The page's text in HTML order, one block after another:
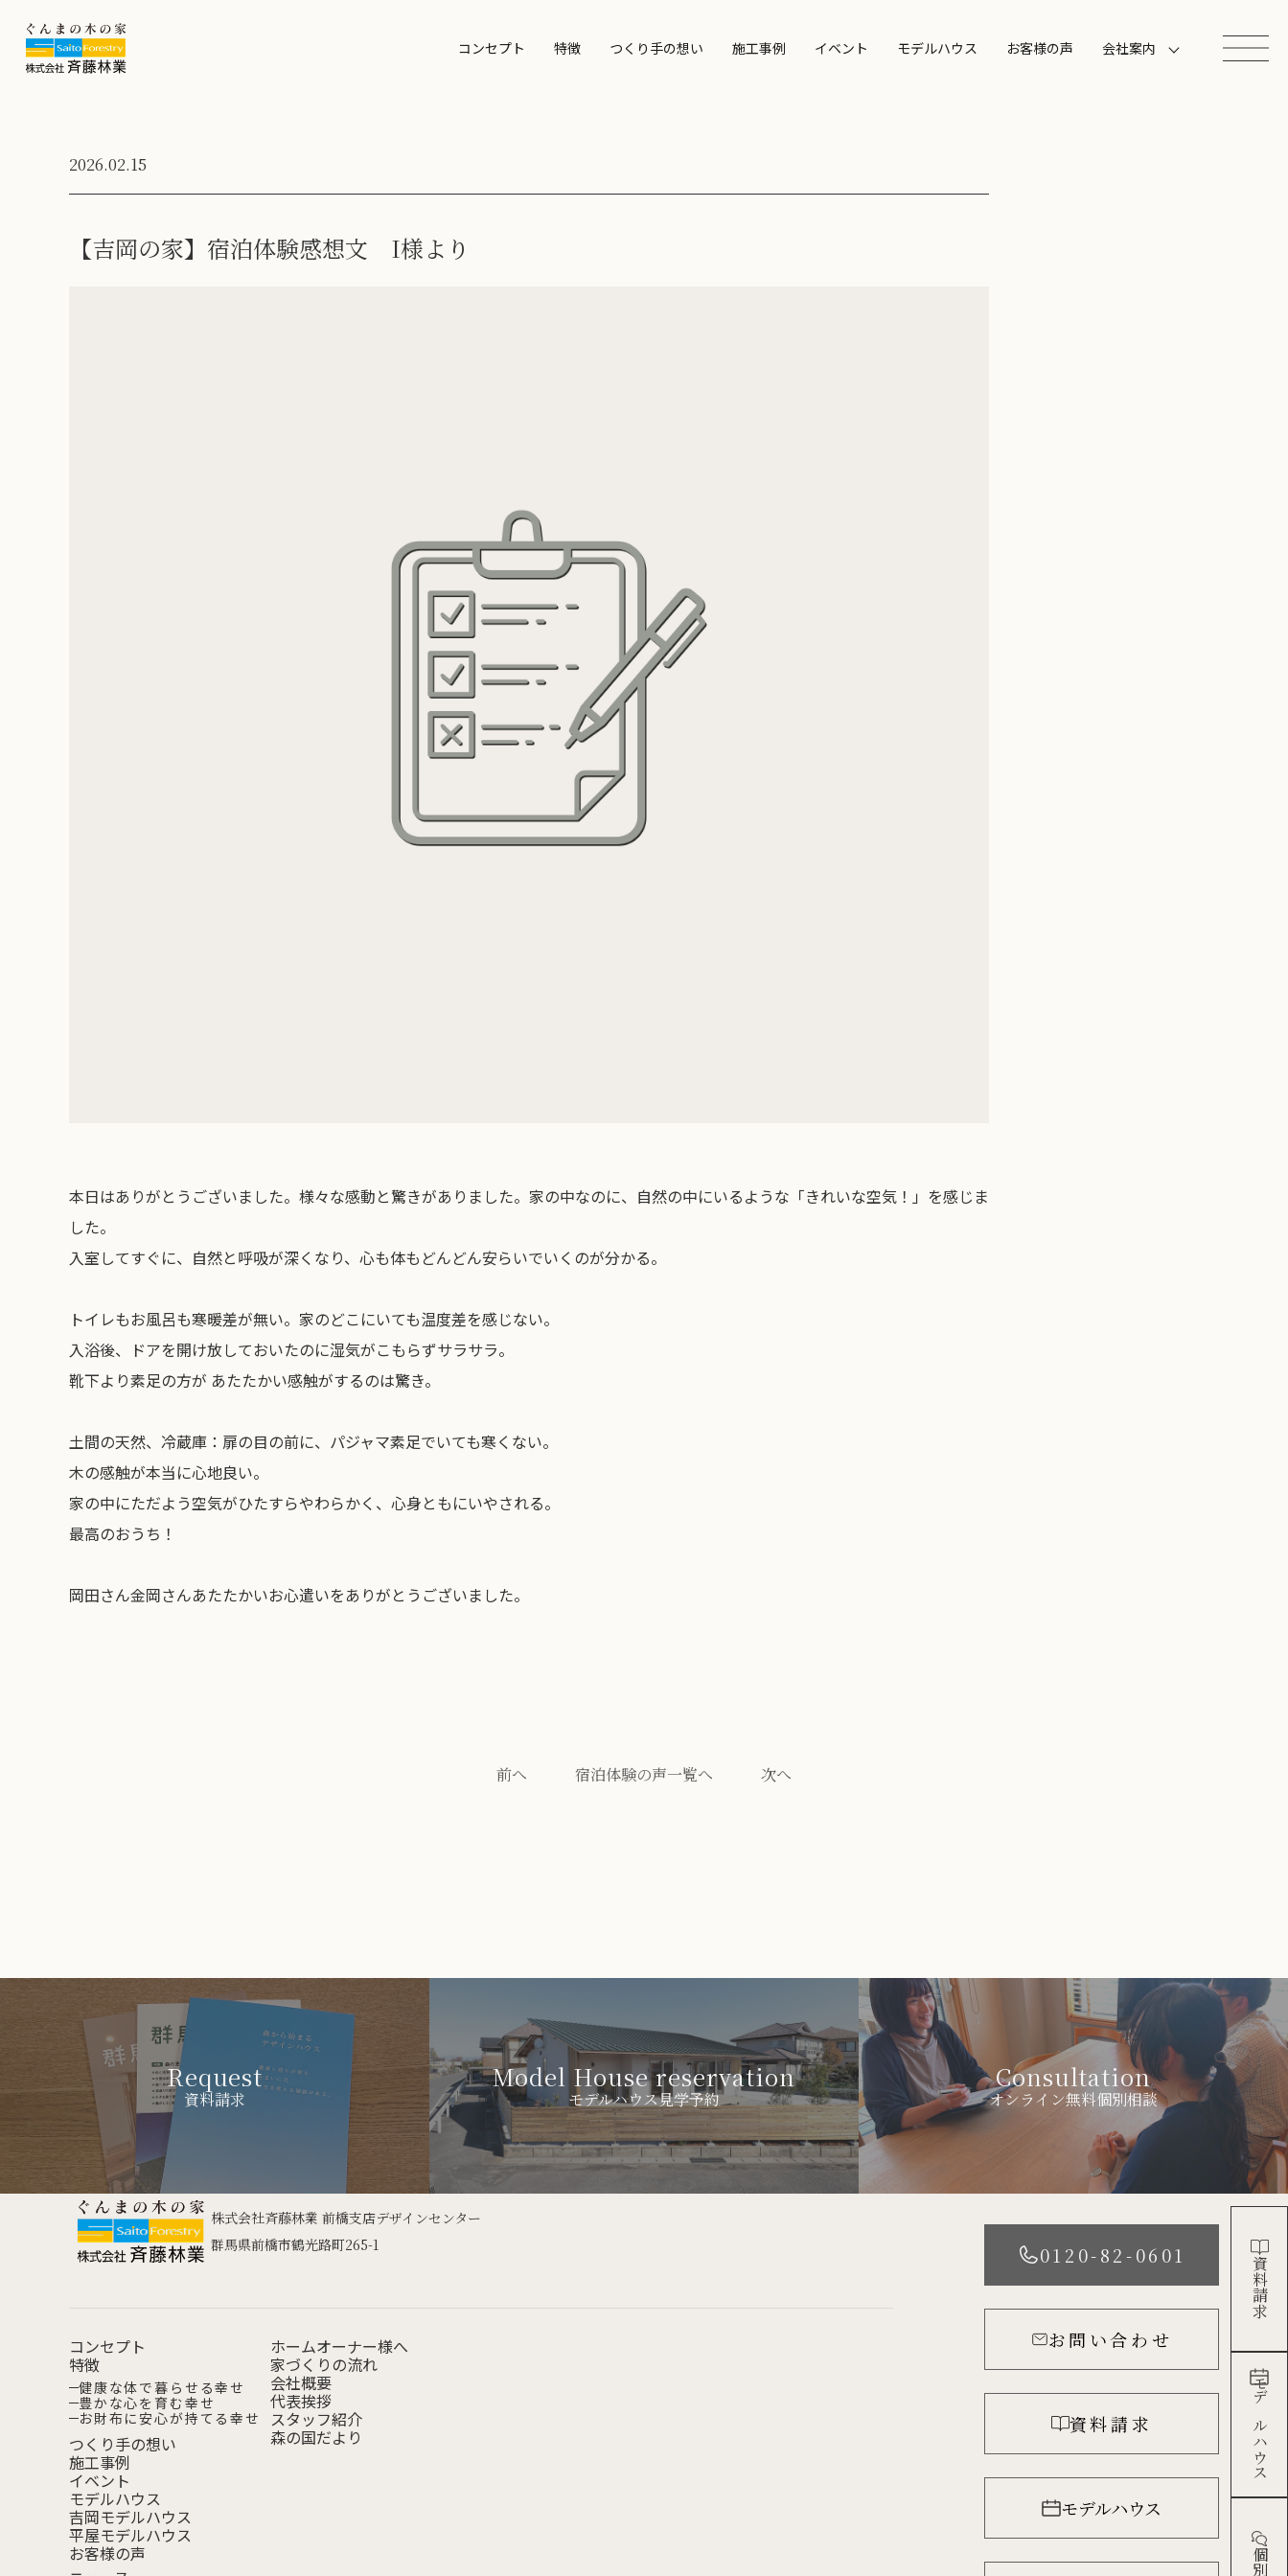
コンセプト 特徴 つくり手の想い 施工事例 イベント モデルハウス お客様の声 会社案内
2026.02.15
【吉岡の家】宿泊体験感想文 I様より
本日はありがとうございました。様々な感動と驚きがありました。 家の中なのに、自然の中にいるような「きれいな空気！」を感じま
した。
入室してすぐに、自然と呼吸が深くなり、心も体もどんどん安らいでいくのが分かる。
トイレもお風呂も寒暖差が無い。家のどこにいても温度差を感じない。
入浴後、ドアを開け放しておいたのに湿気がこもらずサラサラ。
靴下より素足の方が あたたかい感触がするのは驚き。
土間の天然、冷蔵庫：扉の目の前に、パジャマ素足でいても寒くない。
木の感触が本当に心地良い。
家の中にただよう空気がひたすらやわらかく、心身ともにいやされる。
最高のおうち！
岡田さん金岡さんあたたかいお心遣いをありがとうございました。
前へ 宿泊体験の声一覧へ 次へ
Request
資料請求
Model House reservation
モデルハウス見学予約
Consultation
オンライン無料個別相談
資料請求
モデルハウス
株式会社斉藤林業 前橋支店デザインセンター
群馬県前橋市鶴光路町265-1
コンセプト
特徴
健康な体で暮らせる幸せ
豊かな心を 育む幸せ
お財布に安心が持てる幸せ
つくり手の想い
施工事例
イベント
モデルハウス
吉岡モデルハウス
平屋モデルハウス
お客様の声
ホームオーナー様へ
家づくりの流れ
会社概要
代表挨拶
スタッフ紹介
森の国だより
0120-82-0601
お問い合わせ
資料請求
モデルハウス